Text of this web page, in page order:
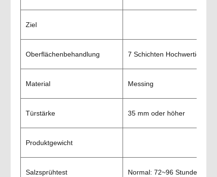
Ziel
Oberflächenbehandlung 7 Schichten Hochwertige
Material Messing
Türstärke 35 mm oder höher
Produktgewicht
Salzsprühtest Normal: 72~96 Stunden,